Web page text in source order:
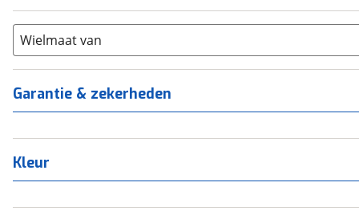
Scandium
Staal (0 )
Tica
Wielmaat van
Garantie & zekerheden
Kleur